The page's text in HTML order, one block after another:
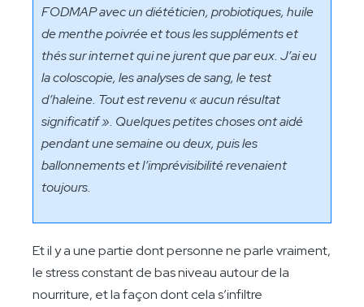
FODMAP avec un diététicien, probiotiques, huile
de menthe poivrée et tous les suppléments et
thés sur internet qui ne jurent que par eux. J’ai eu
la coloscopie, les analyses de sang, le test
d’haleine. Tout est revenu « aucun résultat
significatif ». Quelques petites choses ont aidé
pendant une semaine ou deux, puis les
ballonnements et l’imprévisibilité revenaient
toujours.
Et il y a une partie dont personne ne parle vraiment,
le stress constant de bas niveau autour de la
nourriture, et la façon dont cela s’infiltre